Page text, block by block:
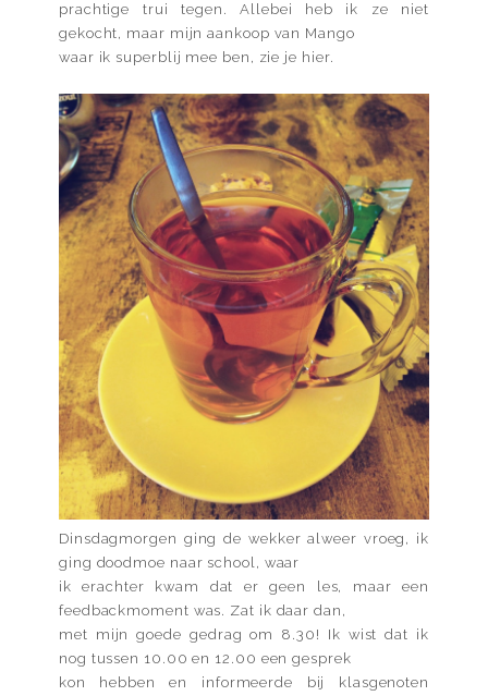
prachtige trui tegen. Allebei heb ik ze niet
gekocht, maar mijn aankoop van Mango
waar ik superblij mee ben, zie je hier.
Dinsdagmorgen ging de wekker alweer vroeg, ik
ging doodmoe naar school, waar
ik erachter kwam dat er geen les, maar een
feedbackmoment was. Zat ik daar dan,
met mijn goede gedrag om 8.30! Ik wist dat ik
nog tussen 10.00 en 12.00 een gesprek
kon hebben en informeerde bij klasgenoten